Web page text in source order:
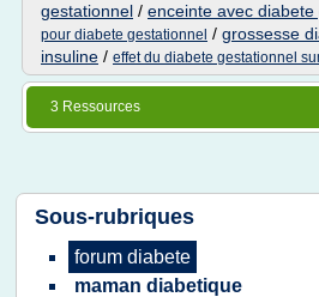
gestationnel / enceinte avec
pour diabete gestationnel / grossesse
insuline / effet du diabete gestationnel
3 Ressources
Sous-rubriques
forum diabete
maman diabetique